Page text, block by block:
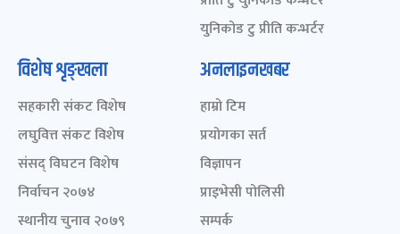
युनिकोड टु प्रीति कन्भर्टर
विशेष शृङ्खला
सहकारी संकट विशेष
लघुवित्त संकट विशेष
संसद् विघटन विशेष
निर्वाचन २०७४
स्थानीय चुनाव २०७९
अनलाइनखबर
हाम्रो टिम
प्रयोगका सर्त
विज्ञापन
प्राइभेसी पोलिसी
सम्पर्क